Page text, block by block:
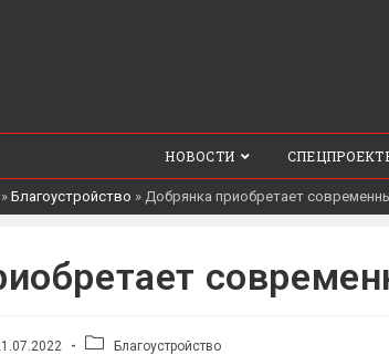
НОВОСТИ
» Благоустройство » Добрянка приобретает
РубрикаБлагоустройство